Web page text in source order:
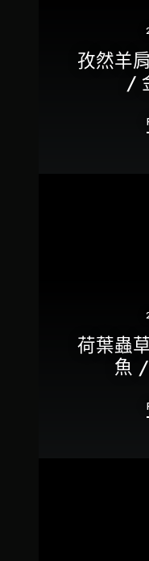
孜然羊
/
荷葉蟲
魚